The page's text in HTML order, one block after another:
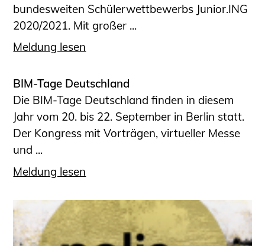
bundesweiten Schülerwettbewerbs Junior.ING
2020/2021. Mit großer ...
Meldung lesen
BIM-Tage Deutschland
Die BIM-Tage Deutschland finden in diesem
Jahr vom 20. bis 22. September in Berlin statt.
Der Kongress mit Vorträgen, virtueller Messe
und ...
Meldung lesen